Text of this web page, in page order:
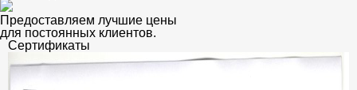
Предоставляем лучшие цены
для постоянных клиентов.
Сертификаты